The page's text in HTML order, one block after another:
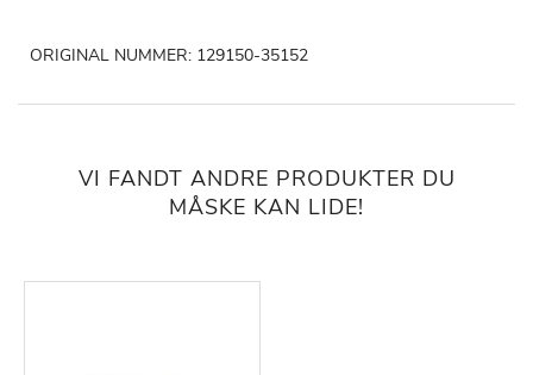
ORIGINAL NUMMER: 129150-35152
VI FANDT ANDRE PRODUKTER DU
MÅSKE KAN LIDE!